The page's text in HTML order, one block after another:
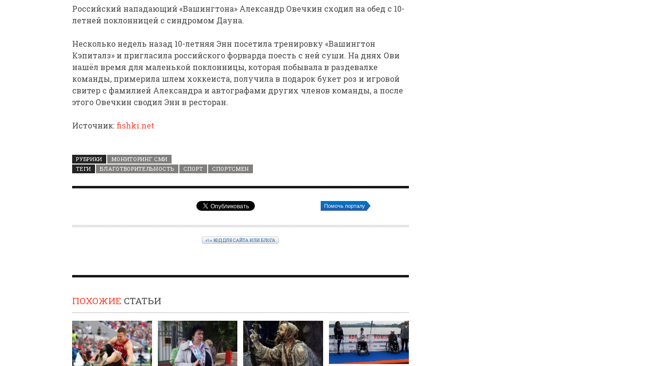
Российский нападающий «Вашингтона» Александр Овечкин сходил на обед с 10-
летней поклонницей с синдромом Дауна.
Несколько недель назад 10-летняя Энн посетила тренировку «Вашингтон
Кэпиталз» и пригласила российского форварда поесть с ней суши. На днях Ови
нашёл время для маленькой поклонницы, которая побывала в раздевалке
команды, примерила шлем хоккеиста, получила в подарок букет роз и игровой
свитер с фамилией Александра и автографами других членов команды, а после
этого Овечкин сводил Энн в ресторан.
Источник: fishki.net
РУБРИКИ
МОНИТОРИНГ СМИ
ТЕГИ
БЛАГОТВОРИТЕЛЬНОСТЬ СПОРТ СПОРТСМЕН
Помочь порталу
<\> КОД ДЛЯ САЙТА ИЛИ БЛОГА
ПОХОЖИЕ СТАТЬИ